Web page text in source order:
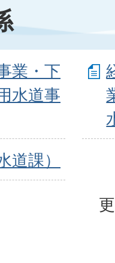
業・下
水道事
道課）